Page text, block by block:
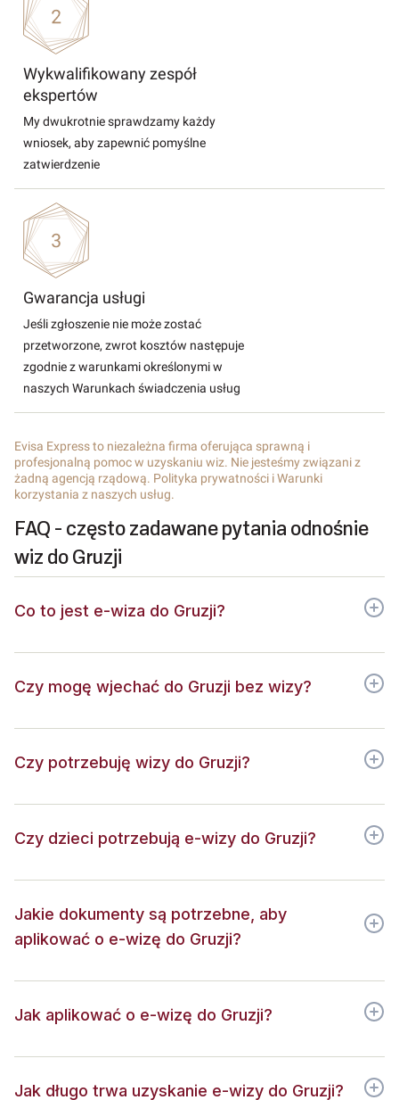
Wykwalifikowany zespół
ekspertów
My dwukrotnie sprawdzamy każdy
wniosek, aby zapewnić pomyślne
zatwierdzenie
Gwarancja usługi
Jeśli zgłoszenie nie może zostać
przetworzone, zwrot kosztów następuje
zgodnie z warunkami określonymi w
naszych Warunkach świadczenia usług
Evisa Express to niezależna firma oferująca sprawną i
profesjonalną pomoc w uzyskaniu wiz. Nie jesteśmy związani z
żadną agencją rządową. Polityka prywatności i Warunki
korzystania z naszych usług.
FAQ - często zadawane pytania odnośnie
wiz do Gruzji
Co to jest e-wiza do Gruzji?
Czy mogę wjechać do Gruzji bez wizy?
Czy potrzebuję wizy do Gruzji?
Czy dzieci potrzebują e-wizy do Gruzji?
Jakie dokumenty są potrzebne, aby
aplikować o e-wizę do Gruzji?
Jak aplikować o e-wizę do Gruzji?
Jak długo trwa uzyskanie e-wizy do Gruzji?